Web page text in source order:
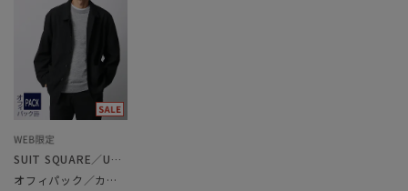
SUIT SQUARE／UNIVERSAL LANGUAGE
オフィパック／カバーオールシャツ